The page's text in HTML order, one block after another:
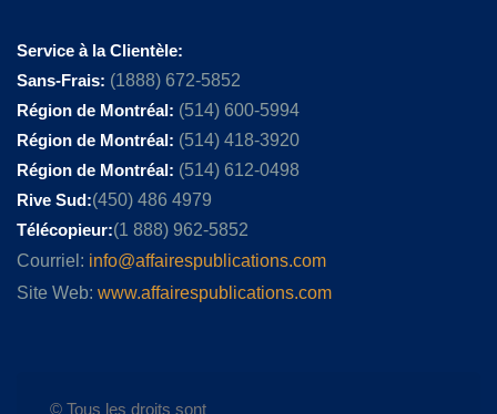
Service à la Clientèle:
Sans-Frais: (1888) 672-5852
Région de Montréal: (514) 600-5994
Région de Montréal: (514) 418-3920
Région de Montréal: (514) 612-0498
Rive Sud:(450) 486 4979
Télécopieur:(1 888) 962-5852
Courriel: info@affairespublications.com
Site Web: www.affairespublications.com
© Tous les droits sont